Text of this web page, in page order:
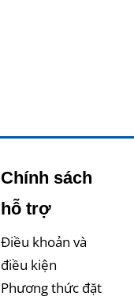
Chính sách
hỗ trợ
Điều khoản và
điều kiện
Phương thức đặt